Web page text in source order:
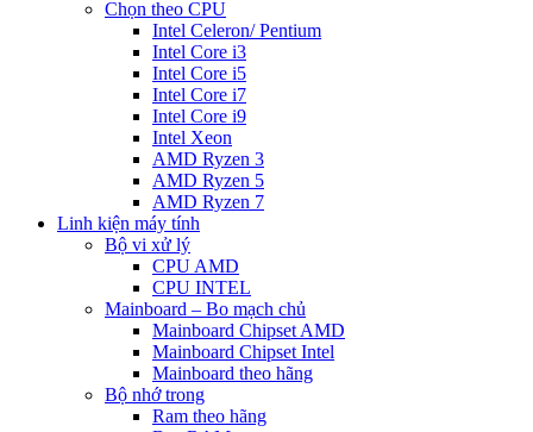
Chọn theo CPU
Intel Celeron/ Pentium
Intel Core i3
Intel Core i5
Intel Core i7
Intel Core i9
Intel Xeon
AMD Ryzen 3
AMD Ryzen 5
AMD Ryzen 7
Linh kiện máy tính
Bộ vi xử lý
CPU AMD
CPU INTEL
Mainboard – Bo mạch chủ
Mainboard Chipset AMD
Mainboard Chipset Intel
Mainboard theo hãng
Bộ nhớ trong
Ram theo hãng